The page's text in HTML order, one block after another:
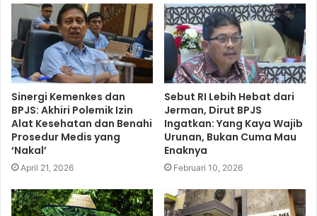
Sinergi Kemenkes dan
BPJS: Akhiri Polemik Izin
Alat Kesehatan dan Benahi
Prosedur Medis yang
‘Nakal’
April 21, 2026
Sebut RI Lebih Hebat dari
Jerman, Dirut BPJS
Ingatkan: Yang Kaya Wajib
Urunan, Bukan Cuma Mau
Enaknya
Februari 10, 2026